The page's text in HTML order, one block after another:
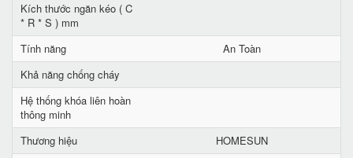
Kích thước ngăn kéo ( C
* R * S ) mm
Tính năng
An Toàn
Khả năng chống cháy
Hệ thống khóa liên hoàn
thông minh
Thương hiệu
HOMESUN